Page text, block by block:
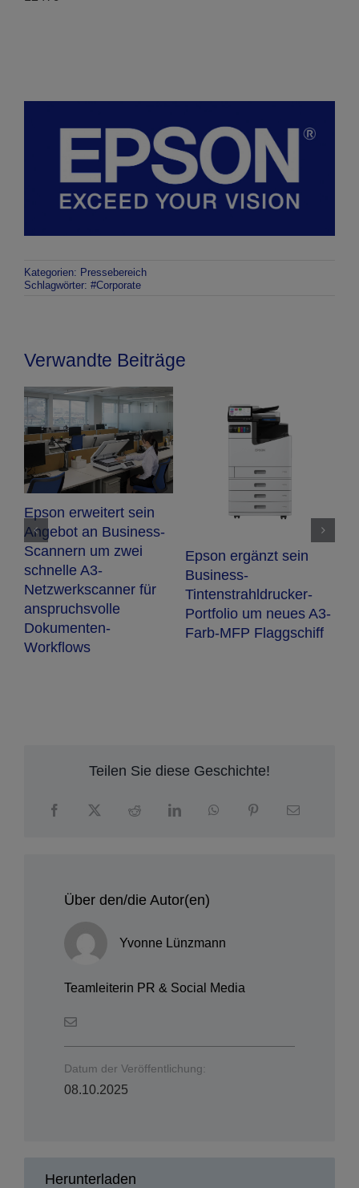
Kategorien: Pressebereich
Schlagwörter: #Corporate
Verwandte Beiträge
Epson erweitert sein
Angebot an Business-
Scannern um zwei
schnelle A3-
Netzwerkscanner für
anspruchsvolle
Dokumenten-
Workflows
Epson ergänzt sein
Business-
Tintenstrahldrucker-
Portfolio um neues A3-
Farb-MFP Flaggschiff
Teilen Sie diese Geschichte!
Über den/die Autor(en)
Yvonne Lünzmann
Teamleiterin PR & Social Media
Datum der Veröffentlichung:
08.10.2025
Herunterladen